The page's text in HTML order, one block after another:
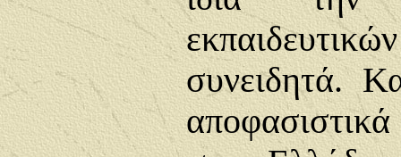
συνειδητά.
αποφασιστικά